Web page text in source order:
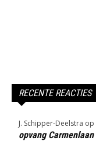
RECENTE REACTIES
J. Schipper-Deelstra op
opvang Carmenlaan